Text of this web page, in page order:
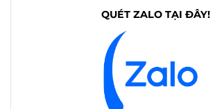
QUÉT ZALO TẠI ĐÂY!